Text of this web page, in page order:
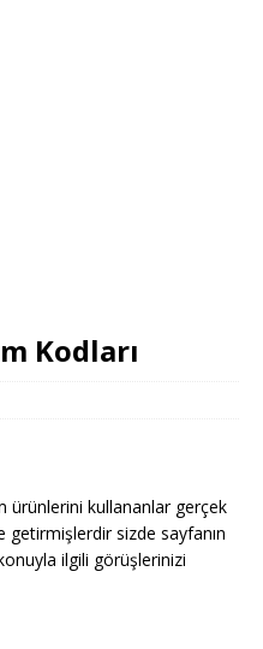
Kodları
ürünlerini kullananlar gerçek
getirmişlerdir sizde sayfanın
ilgili görüşlerinizi